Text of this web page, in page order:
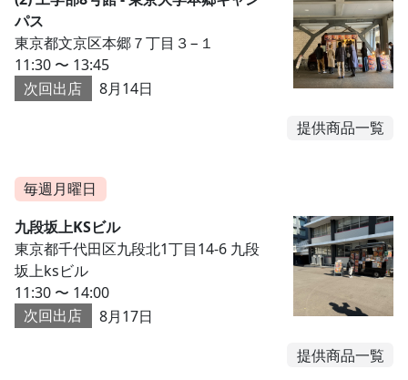
パス
東京都文京区本郷７丁目３−１
11:30 〜 13:45
次回出店
8月14日
提供商品一覧
毎週月曜日
九段坂上KSビル
東京都千代田区九段北1丁目14-6 九段
坂上ksビル
11:30 〜 14:00
次回出店
8月17日
提供商品一覧